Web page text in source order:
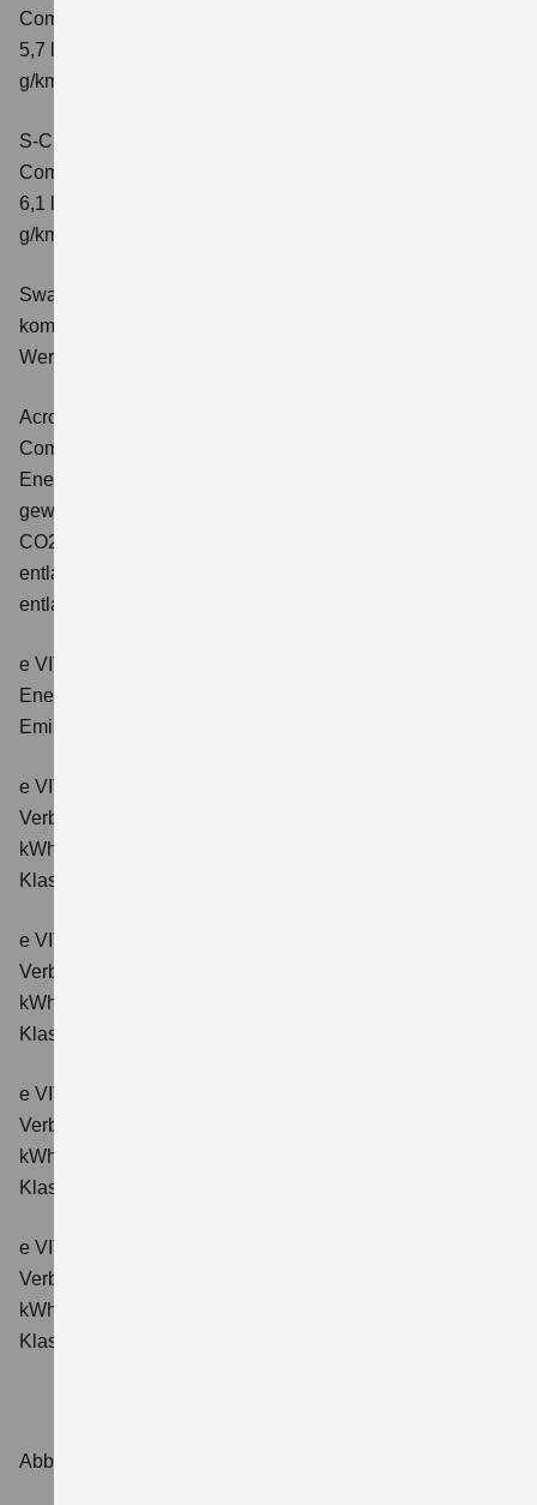
Comfort+
5,7 l/100 km; kombinierter Wert der CO2-Emission: 131
g/km; CO2-Klasse: D
S-Cross 1.4 BOOSTERJET HYBRID ALLGRIP AT
Comfort+
6,1 l/100 km; kombinierter Wert der CO2-Emission: 141
g/km; CO2-Klasse: E
Swace 1.8 HYBRID CVT Comfort+
kombinierter Energieverbrauch 4,5 l/100km; kombinierter
Wert der CO2-Emission: 102 g/km; CO2-Klasse: C.
Across 2.5 PLUG-IN HYBRID CVT
Comfort+
Energieverbrauch: 17,1kWh/100km plus 1,0 l/100 km;
gewichtet kombinierter Wert der CO2-Emission: 22 g/km;
CO2-Klasse: B; kombinierter Kraftstoffverbrauch bei
entladener Batterie: 6,6 l/100km; CO2-Klasse (bei
entladener Batterie): E.
e VITARA eAxle Club (49 kWh-Batterie)
Energieverbrauch kombiniert: 14,9 kWh/100km; CO₂-
Emissionen kombiniert: 0 g/km; CO₂-Klasse: A.
e VITARA eAxle Comfort (61 kWh-Batterie)
Verbrauchswerte: Energieverbrauch kombiniert: 15,1
kWh/100km; CO₂-Emissionen kombiniert: 0 g/km; CO₂-
Klasse: A.
e VITARA eAxle ALLGRIP-e Comfort (61 kWh-Batterie)
Verbrauchswerte: Energieverbrauch kombiniert: 16,6
kWh/100km; CO₂-Emissionen kombiniert: 0 g/km; CO₂-
Klasse: A.
e VITARA eAxle Comfort+ (61 kWh-Batterie)
Verbrauchswerte: Energieverbrauch kombiniert: 15,1
kWh/100km; CO₂-Emissionen kombiniert: 0 g/km; CO₂-
Klasse: A.
e VITARA eAxle ALLGRIP-e Comfort+ (61 kWh-Batterie)
Verbrauchswerte: Energieverbrauch kombiniert: 16,6
kWh/100 km; CO₂-Emissionen kombiniert: 0 g/km; CO₂-
Klasse: A.
Abbildungen zeigen Sonderausstattungen.